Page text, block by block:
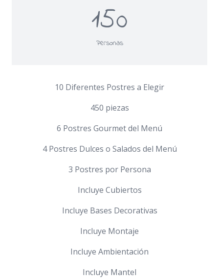
150
Personas
10 Diferentes Postres a Elegir
450 piezas
6 Postres Gourmet del Menú
4 Postres Dulces o Salados del Menú
3 Postres por Persona
Incluye Cubiertos
Incluye Bases Decorativas
Incluye Montaje
Incluye Ambientación
Incluye Mantel